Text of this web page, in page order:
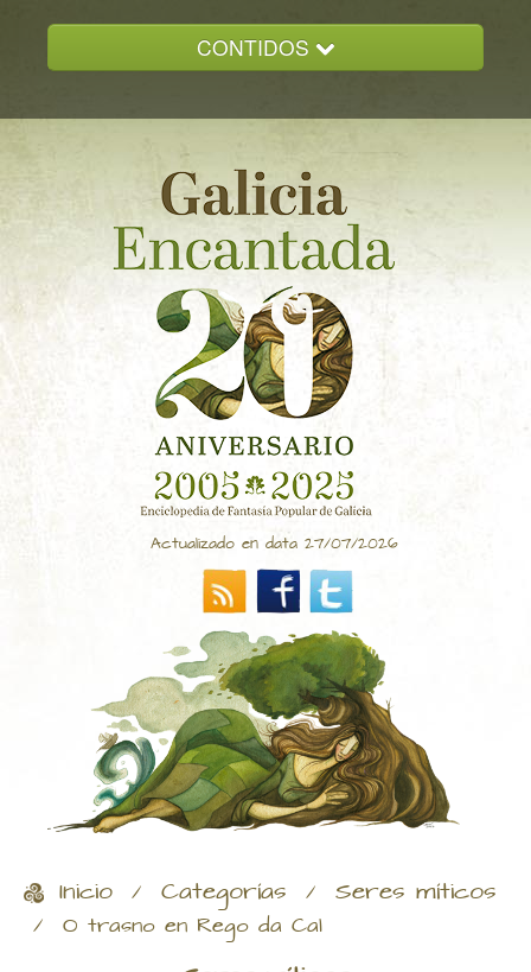
CONTIDOS
GALICIA ENCANTADA
DOCUMENTACION
NOVAS
CONTACTO
Actualizado en data 27/07/2026
Inicio / Categorías / Seres míticos
/ O trasno en Rego da Cal